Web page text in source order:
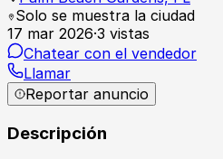
Solo se muestra la ciudad
17 mar 2026·3 vistas
Chatear con el vendedor
Llamar
Reportar anuncio
Descripción